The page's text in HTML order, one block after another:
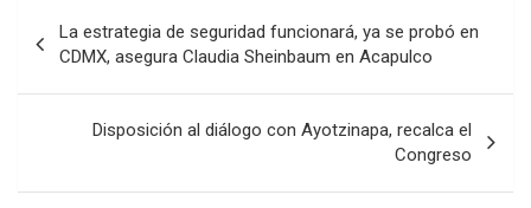
de
entradas
La estrategia de seguridad funcionará, ya se probó en
CDMX, asegura Claudia Sheinbaum en Acapulco
Disposición al diálogo con Ayotzinapa, recalca el
Congreso